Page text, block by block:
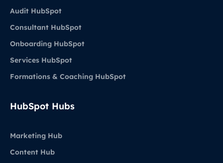
Audit HubSpot
Consultant HubSpot
Onboarding HubSpot
Services HubSpot
Formations & Coaching HubSpot
HubSpot Hubs
Marketing Hub
Content Hub